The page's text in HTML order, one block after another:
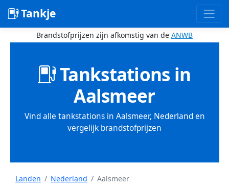
Tankje
Brandstofprijzen zijn afkomstig van de ANWB
Tankstations in
Aalsmeer
Vind alle tankstations in Aalsmeer, Nederland en
vergelijk brandstofprijzen
Landen Nederland Aalsmeer